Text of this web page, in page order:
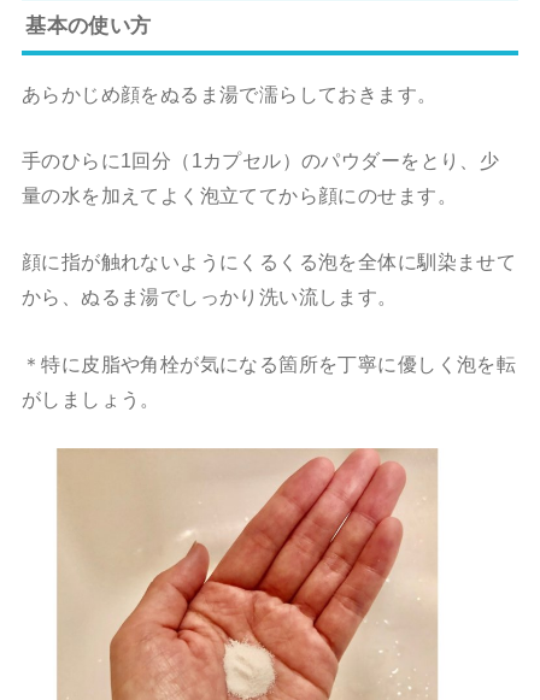
基本の使い方
あらかじめ顔をぬるま湯で濡らしておきます。
手のひらに1回分（1カプセル）のパウダーをとり、少
量の水を加えてよく泡立ててから顔にのせます。
顔に指が触れないようにくるくる泡を全体に馴染ませて
から、ぬるま湯でしっかり洗い流します。
＊特に皮脂や角栓が気になる箇所を丁寧に優しく泡を転
がしましょう。